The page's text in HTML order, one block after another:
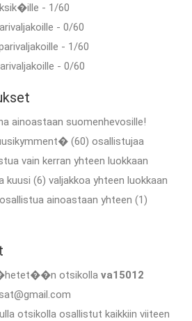
- 1/60
- 0/60
- 1/60
- 0/60
ainoastaan suomenhevosille!
(60) osallistujaa
vain kerran yhteen luokkaan
kuusi (6) valjakkoa yhteen luokkaan
ainoastaan yhteen (1)
otsikolla va15012
otsikolla osallistut kaikkiin viiteen